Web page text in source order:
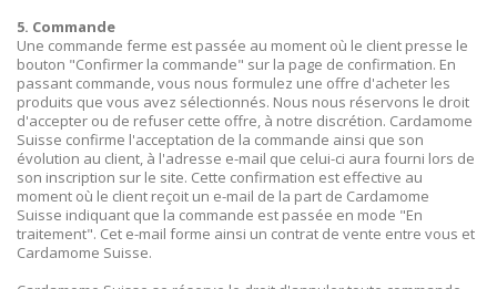
5. Commande
Une commande ferme est passée au moment où le client presse le
bouton "Confirmer la commande" sur la page de confirmation. En
passant commande, vous nous formulez une offre d'acheter les
produits que vous avez sélectionnés. Nous nous réservons le droit
d'accepter ou de refuser cette offre, à notre discrétion. Cardamome
Suisse confirme l'acceptation de la commande ainsi que son
évolution au client, à l'adresse e-mail que celui-ci aura fourni lors de
son inscription sur le site. Cette confirmation est effective au
moment où le client reçoit un e-mail de la part de Cardamome
Suisse indiquant que la commande est passée en mode "En
traitement". Cet e-mail forme ainsi un contrat de vente entre vous et
Cardamome Suisse.